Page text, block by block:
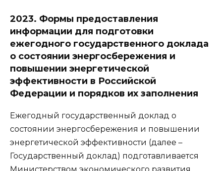
2023. Формы предоставления
информации для подготовки
ежегодного государственного доклада
о состоянии энергосбережения и
повышении энергетической
эффективности в Российской
Федерации и порядков их заполнения
Ежегодный государственный доклад о
состоянии энергосбережения и повышении
энергетической эффективности (далее –
Государственный доклад) подготавливается